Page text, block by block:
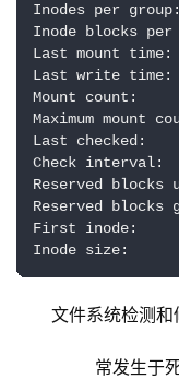
Inodes per
Inode blocks per
Last mount time:
Last write time:
Mount count:
Maximum mount
Last checked:
Check interval:
Reserved blocks
Reserved blocks
First inode:
Inode size:
文件系统检测和
常发生于死